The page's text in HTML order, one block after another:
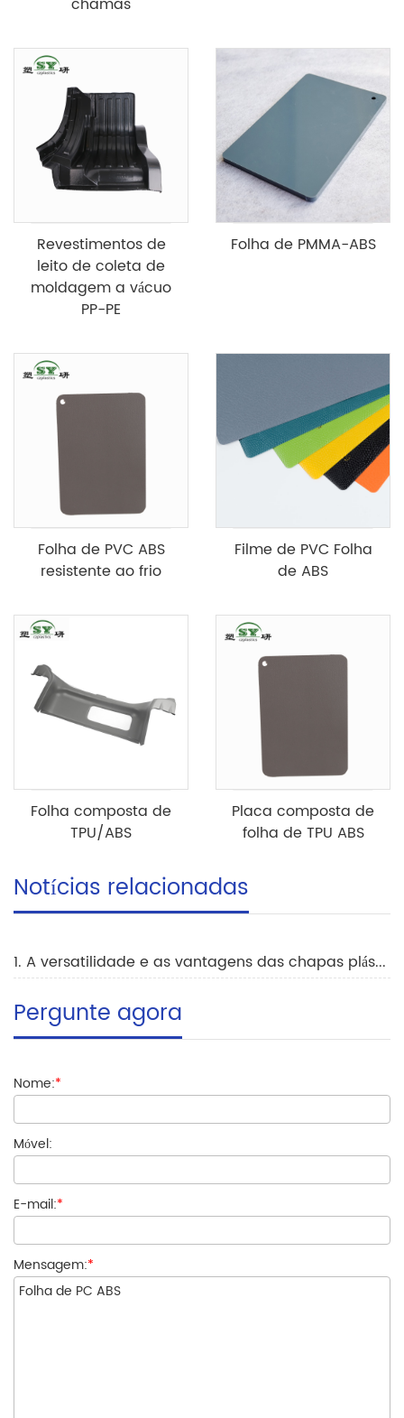
chamas
Revestimentos de
leito de coleta de
moldagem a vácuo
PP-PE
Folha de PMMA-ABS
Folha de PVC ABS
resistente ao frio
Filme de PVC Folha
de ABS
Folha composta de
TPU/ABS
Placa composta de
folha de TPU ABS
Notícias relacionadas
1. A versatilidade e as vantagens das chapas plásticas compostas na construção
Pergunte agora
Nome:*
Móvel:
E-mail:*
Mensagem:*